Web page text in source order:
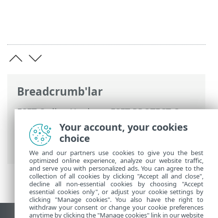
Breadcrumb'lar
ESET Online Yardım>ESET PROTECT On-
Prem> Yükselt >Veri Tabanı Sunucusu
Yedekleme/Yükseltme
> Veri Tabanı
Sunucu Yükseltmesi
Your account, your cookies
choice
We and our partners use cookies to give you the best
optimized online experience, analyze our website traffic,
and serve you with personalized ads. You can agree to the
collection of all cookies by clicking "Accept all and close",
decline all non-essential cookies by choosing "Accept
essential cookies only", or adjust your cookie settings by
clicking "Manage cookies". You also have the right to
withdraw your consent or change your cookie preferences
anytime by clicking the "Manage cookies" link in our website